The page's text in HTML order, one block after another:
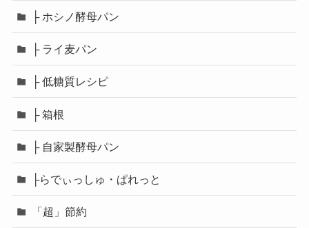
├ ホシノ酵母パン
├ ライ麦パン
├ 低糖質レシピ
├ 箱根
├ 自家製酵母パン
├らでぃっしゅ・ぱれっと
「超」節約